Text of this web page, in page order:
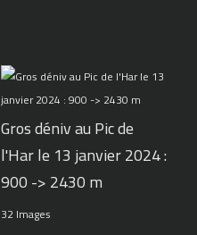
Gros déniv au Pic de
l'Har le 13 janvier 2024 :
900 -> 2430 m
32 Images